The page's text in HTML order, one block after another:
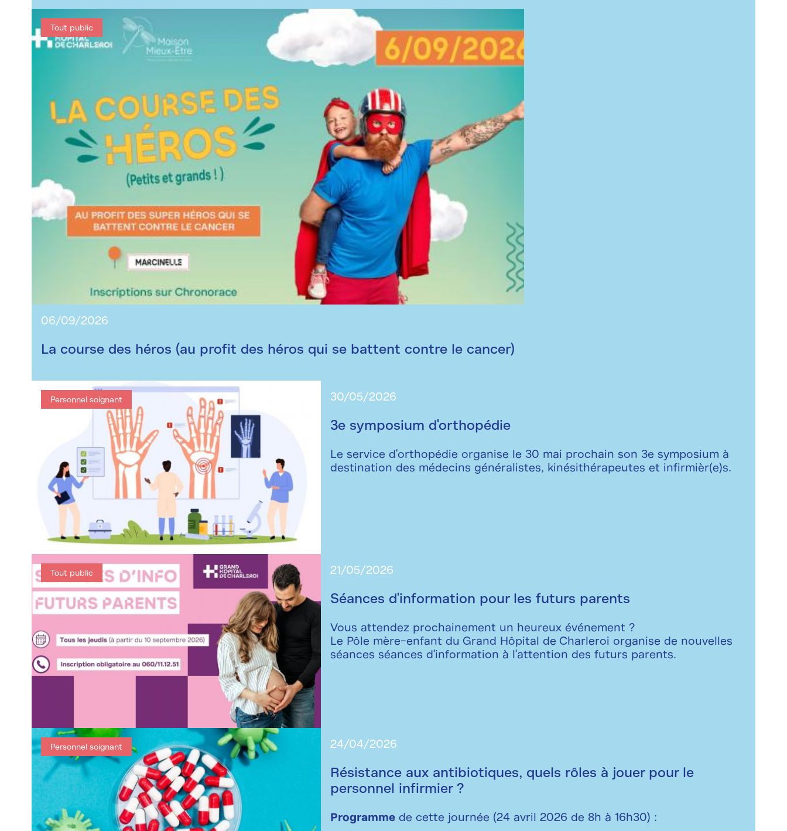
Tout public
06/09/2026
La course des héros (au profit des héros qui se battent contre le cancer)
Personnel soignant 30/05/2026
3e symposium d'orthopédie
Le service d'orthopédie organise le 30 mai prochain son 3e symposium à
destination des médecins généralistes, kinésithérapeutes et infirmièr(e)s.
Tout public 21/05/2026
Séances d'information pour les futurs parents
Vous attendez prochainement un heureux événement ?
Le Pôle mère-enfant du Grand Hôpital de Charleroi organise de nouvelles
séances séances d'information à l'attention des futurs parents.
Personnel soignant 24/04/2026
Résistance aux antibiotiques, quels rôles à jouer pour le
personnel infirmier ?
Programme de cette journée (24 avril 2026 de 8h à 16h30) :